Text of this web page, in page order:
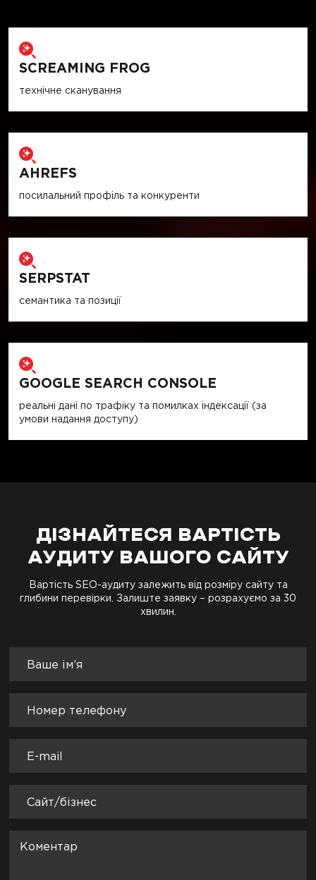
SCREAMING FROG
технічне сканування
AHREFS
посилальний профіль та конкуренти
SERPSTAT
семантика та позиції
GOOGLE SEARCH CONSOLE
реальні дані по трафіку та помилках індексації (за
умови надання доступу)
ДІЗНАЙТЕСЯ ВАРТІСТЬ
АУДИТУ ВАШОГО САЙТУ
Вартість SEO-аудиту залежить від розміру сайту та
глибини перевірки. Залиште заявку – розрахуємо за 30
хвилин.